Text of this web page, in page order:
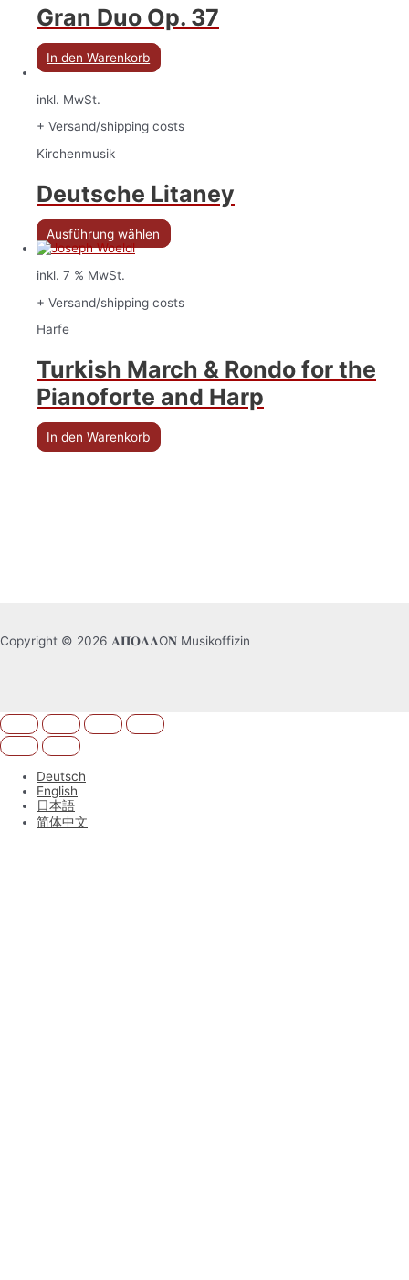
Gran Duo Op. 37
In den Warenkorb
inkl. MwSt.
+ Versand/shipping costs
Kirchenmusik
Deutsche Litaney
Ausführung wählen
inkl. 7 % MwSt.
+ Versand/shipping costs
Harfe
Turkish March & Rondo for the
Pianoforte and Harp
In den Warenkorb
Copyright © 2026 𝚨𝚷𝚶𝚲𝚲Ω𝚴 Musikoffizin
Deutsch
English
日本語
简体中文